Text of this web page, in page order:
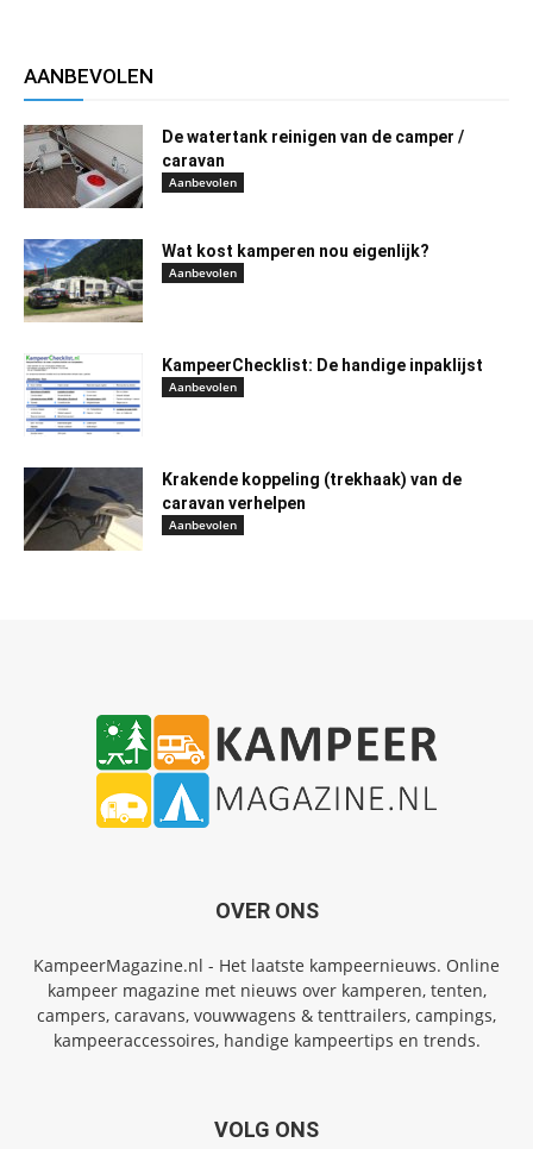
AANBEVOLEN
De watertank reinigen van de camper /
caravan
Aanbevolen
Wat kost kamperen nou eigenlijk?
Aanbevolen
KampeerChecklist: De handige inpaklijst
Aanbevolen
Krakende koppeling (trekhaak) van de
caravan verhelpen
Aanbevolen
OVER ONS
KampeerMagazine.nl - Het laatste kampeernieuws. Online
kampeer magazine met nieuws over kamperen, tenten,
campers, caravans, vouwwagens & tenttrailers, campings,
kampeeraccessoires, handige kampeertips en trends.
VOLG ONS